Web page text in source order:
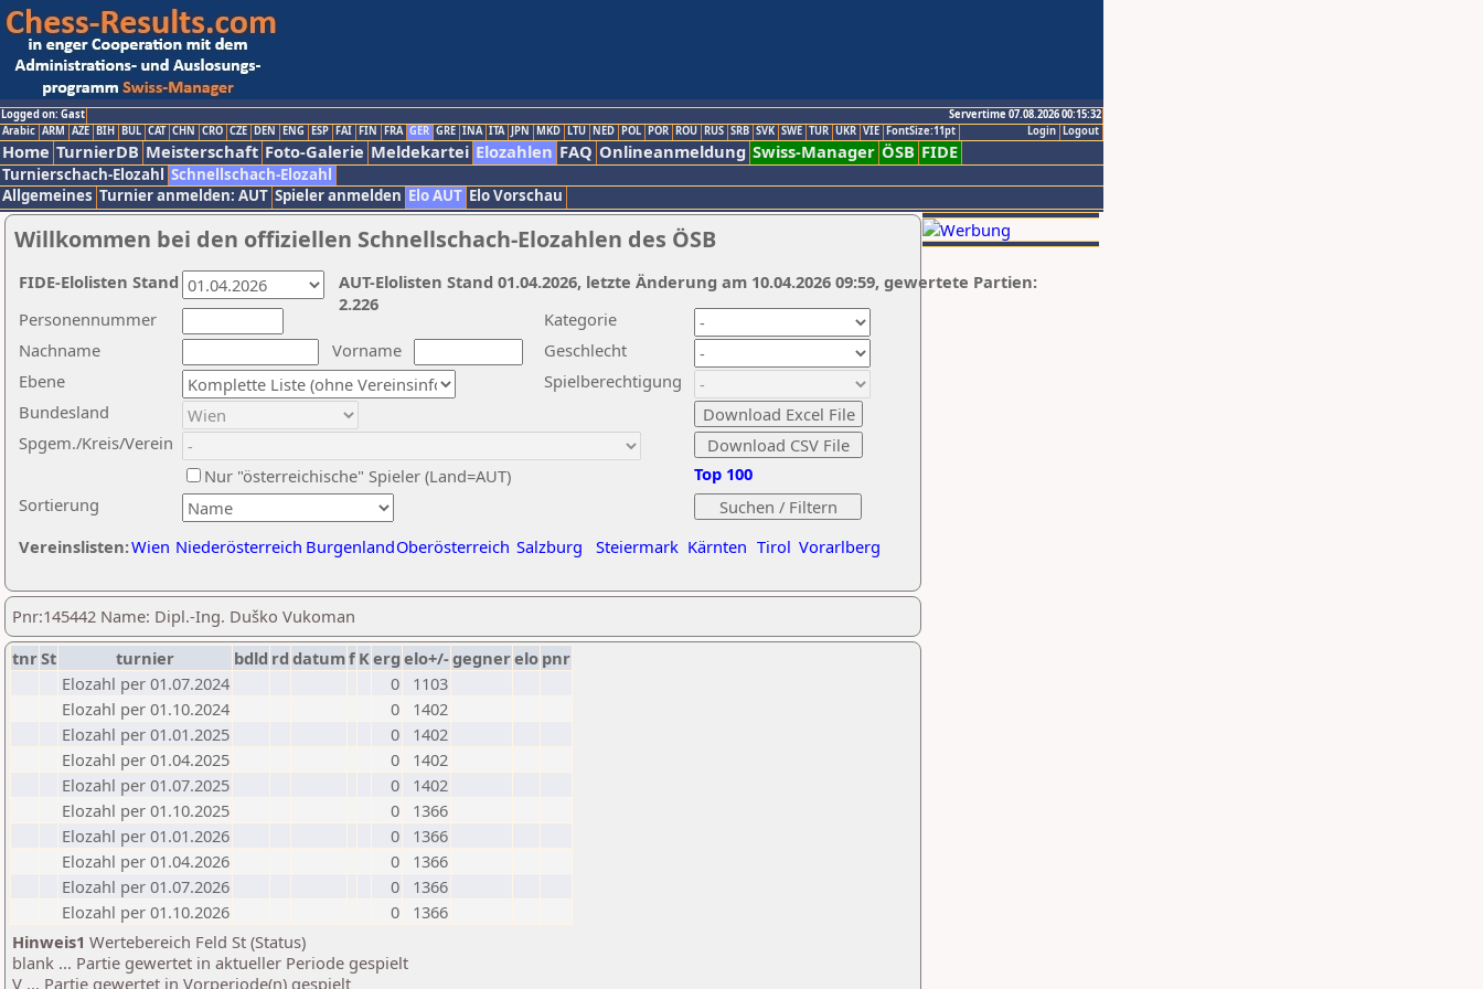
Logged on: Gast
Servertime 07.08.2026 00:15:32
Logout
Login
Arabic ARM AZE BIH BUL CAT CHN CRO CZE DEN ENG ESP FAI FIN FRA GER GRE INA ITA JPN MKD LTU NED POL POR ROU RUS SRB SVK SWE TUR UKR VIE FontSize:11pt
Home TurnierDB Meisterschaft Foto-Galerie Meldekartei Elozahlen FAQ Onlineanmeldung Swiss-Manager ÖSB FIDE
Turnierschach-Elozahl Schnellschach-Elozahl
Allgemeines Turnier anmelden: AUT Spieler anmelden Elo AUT Elo Vorschau
Willkommen bei den offiziellen Schnellschach-Elozahlen des ÖSB
Nachname
Vorname
Ebene
Kategorie
Sortierung
Personennummer
Bundesland
Spgem./Kreis/Verein
Geschlecht
Nur "österreichische" Spieler (Land=AUT)
Spielberechtigung
Vereinslisten:Wien Niederösterreich BurgenlandOberösterreich Salzburg Steiermark Kärnten Tirol Vorarlberg
Top 100
AUT-Elolisten Stand 01.04.2026, letzte Änderung am 10.04.2026 09:59, gewertete Partien:
2.226
FIDE-Elolisten Stand
Pnr:145442 Name: Dipl.-Ing. Duško Vukoman
tnrSt turnier bdld rd datumf Kerg elo+/-gegnerelo pnr
Elozahl per 01.07.2024
0
1103
Elozahl per 01.10.2024
0
1402
Elozahl per 01.01.2025
0
1402
Elozahl per 01.04.2025
0
1402
Elozahl per 01.07.2025
0
1402
Elozahl per 01.10.2025
0
1366
Elozahl per 01.01.2026
0
1366
Elozahl per 01.04.2026
0
1366
Elozahl per 01.07.2026
0
1366
Elozahl per 01.10.2026
0
1366
Hinweis1 Wertebereich Feld St (Status)
blank ... Partie gewertet in aktueller Periode gespielt
V ... Partie gewertet in Vorperiode(n) gespielt